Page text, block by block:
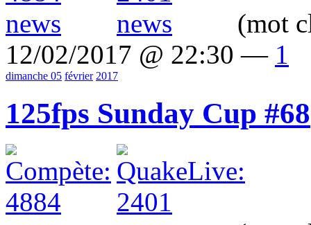
(mot
12/02/2017 @ 22:30 — 1
dimanche 05 février 2017
125fps Sunday Cup #68